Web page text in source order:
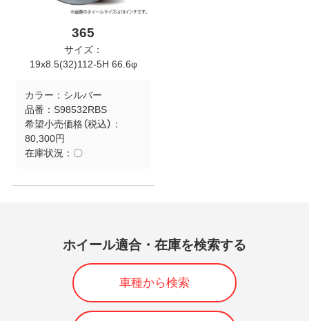
365
サイズ：
19x8.5(32)112-5H 66.6φ
カラー： シルバー
品番： S98532RBS
希望小売価格（税込）：
80,300円
在庫状況： 〇
ホイール適合・在庫を検索する
車種から検索